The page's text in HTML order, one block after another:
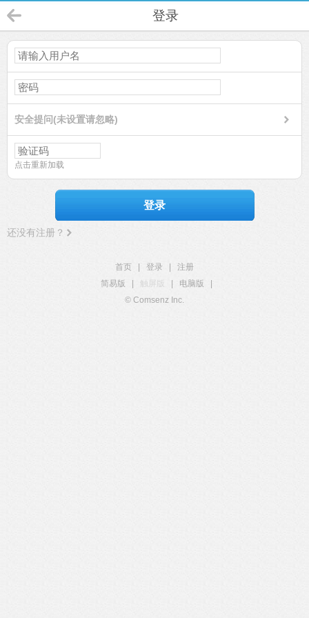
登录
安全提问(未设置请忽略)
点击重新加载
登录
还没有注册？
首页 登录
注册
简易版
触屏版 电脑版
© Comsenz Inc.